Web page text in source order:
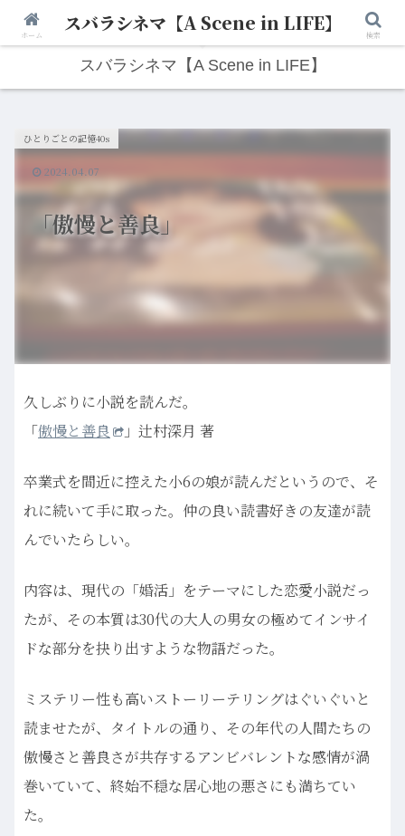
人生は“ひとりごと”から始まる。映画と写真と日々のこと。
スバラシネマ【A Scene in LIFE】
「傲慢と善良」
ひとりごとの記憶40s
2024.04.07
久しぶりに小説を読んだ。
「傲慢と善良 」辻村深月 著
卒業式を間近に控えた小6の娘が読んだというので、そ
れに続いて手に取った。仲の良い読書好きの友達が読
んでいたらしい。
内容は、現代の「婚活」をテーマにした恋愛小説だっ
たが、その本質は30代の大人の男女の極めてインサイ
ドな部分を抉り出すような物語だった。
ミステリー性も高いストーリーテリングはぐいぐいと
読ませたが、タイトルの通り、その年代の人間たちの
傲慢さと善良さが共存するアンビバレントな感情が渦
巻いていて、終始不穏な居心地の悪さにも満ちてい
た。
ホーム スバラシネマ【A Scene in LIFE】 検索